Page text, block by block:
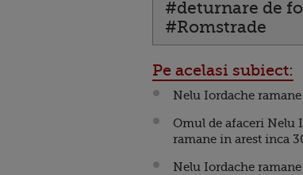
#deturnare de
#Romstrade
Pe acelasi subiect:
Nelu Iordache
Omul de afaceri Nelu
ramane in arest inca
Nelu Iordache